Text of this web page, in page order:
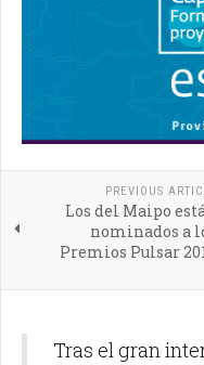
PREVIOUS
Los del Maipo
nominados a
Premios Pulsar
Tras el gran